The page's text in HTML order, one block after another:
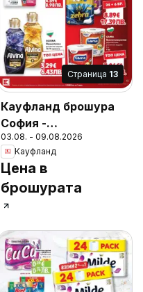
Cтраница 13
Кауфланд брошура
София -
Предложения за
цялото семейство
03.08. - 09.08.2026
Кауфланд
Цена в
брошурата